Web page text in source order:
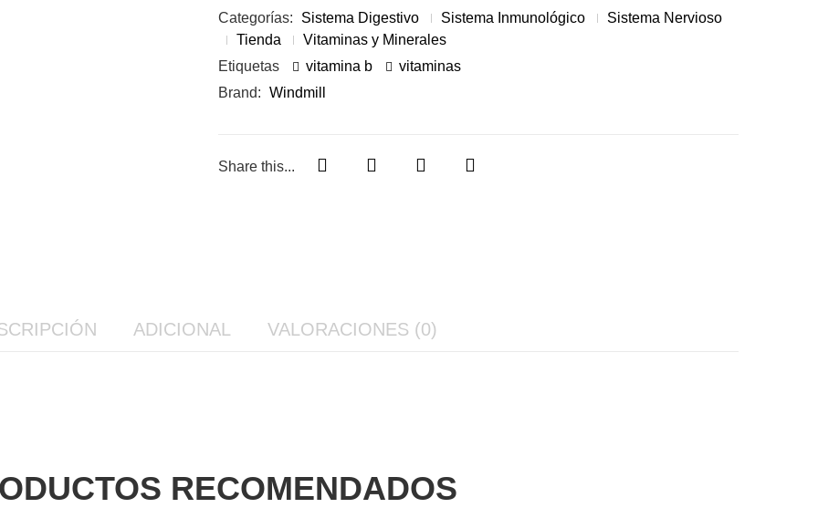
Categorías:
Sistema Digestivo Sistema Inmunológico
Sistema Nervioso
Tienda
Vitaminas y Minerales
Etiquetas
vitamina b
vitaminas
Brand: Windmill
Share this...
ADICIONAL VALORACIONES (0)
RECOMENDADOS